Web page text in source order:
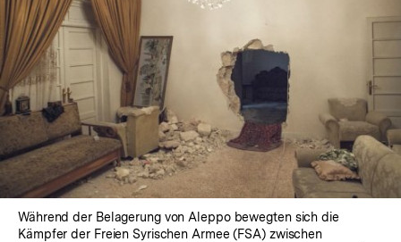
Während der Belagerung von Aleppo bewegten sich die
Kämpfer der Freien Syrischen Armee (FSA) zwischen